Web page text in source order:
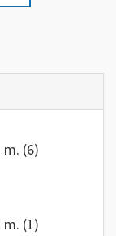
(6)
(1)